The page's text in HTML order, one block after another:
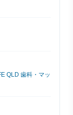
QLD 歯科・マッ